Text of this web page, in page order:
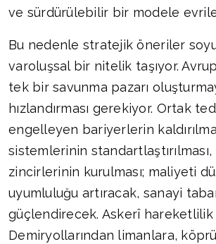
ve sürdürülebilir bir modele
Bu nedenle stratejik öneriler
varoluşsal bir nitelik taşıyor.
tek bir savunma pazarı
hızlandırması gerekiyor. Ortak
engelleyen bariyerlerin
sistemlerinin
zincirlerinin kurulması; maliyeti
uyumluluğu artıracak, sanayi
güçlendirecek. Askerî hareketlilik
Demiryollarından limanlara,